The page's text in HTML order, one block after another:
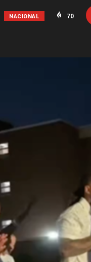
NACIONAL 70